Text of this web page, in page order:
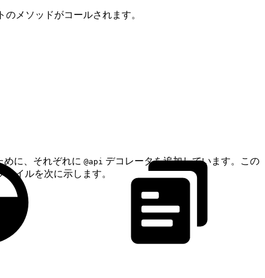
のメソッドがコールされます。
めに、それぞれに @api デコレータを追加しています。この
ァイルを次に示します。